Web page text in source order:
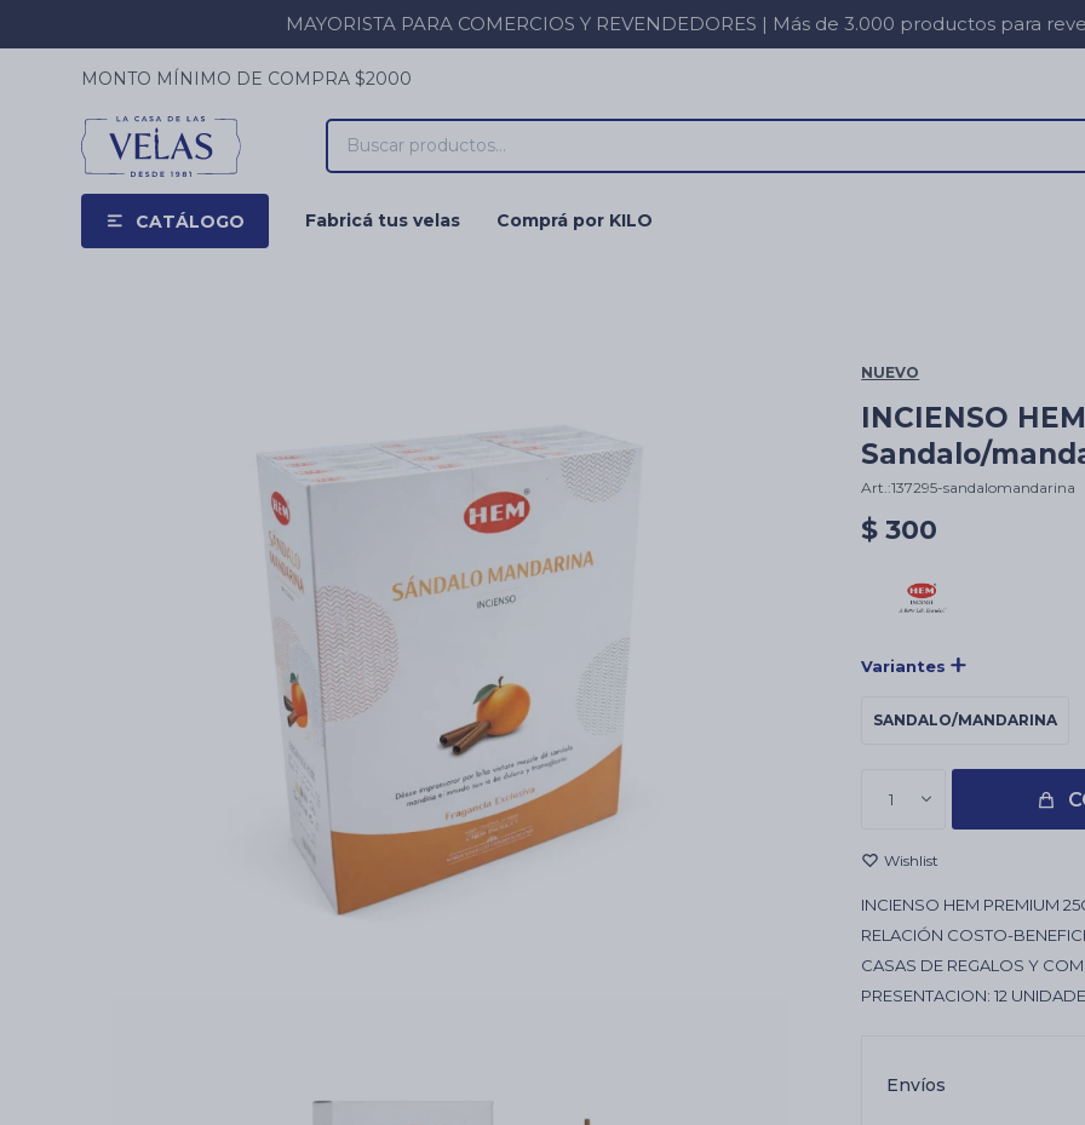
MAYORISTA PARA COMERCIOS Y REVENDEDORES | Más de 3.000 productos para
CATÁLOGO Fabricá tus velas Comprá por KILO
MONTO MÍNIMO DE COMPRA $2000
NUEVO
INCIENSO
Sandalo/
137295-sandalomandarina
$ 300
Variantes
SANDALO/MANDARINA
1
INCIENSO HEM PREMIUM
RELACIÓN COSTO-
CASAS DE REGALOS Y
PRESENTACION: 12
Envíos